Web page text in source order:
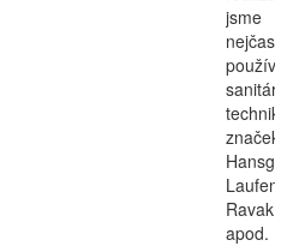
jsme
nejčastěji
používali
sanitární
techniku
značek
Laufen,
Ravak
apod.